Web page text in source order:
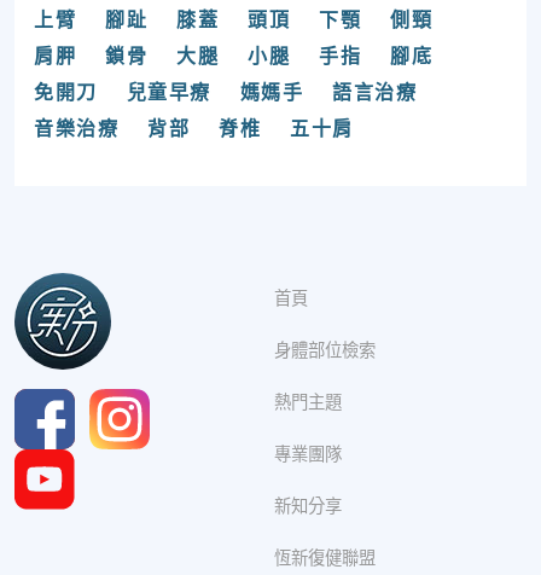
上臂
腳趾 膝蓋 頭頂 下顎
側頸
肩胛
鎖骨 大腿 小腿 手指
腳底
免開刀
兒童早療 媽媽手
語言治療
音樂治療
背部 脊椎 五十肩
首頁
身體部位檢索
熱門主題
專業團隊
新知分享
恆新復健聯盟